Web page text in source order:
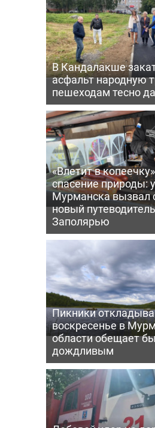
В Кандалакше
асфальт народную
пешеходам тесно
«Влетит в
спасение природы:
Мурманска вызвал
новый
Заполярью
Пикники
воскресенье в
области обещает
дождливым